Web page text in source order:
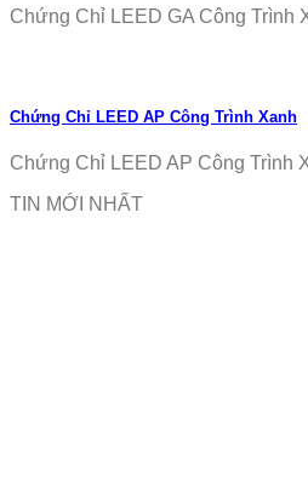
Chứng Chỉ LEED GA Công Trình
Chứng Chỉ LEED AP Công Trình Xanh
Chứng Chỉ LEED AP Công Trình
TIN MỚI NHẤT